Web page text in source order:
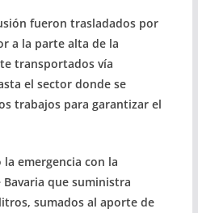
fueron trasladados por
a la parte alta de la
transportados vía
el sector donde se
trabajos para garantizar el
la emergencia con la
que suministra
sumados al aporte de